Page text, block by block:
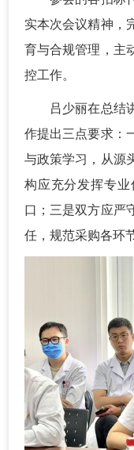
实本次会议精神，
育与合规管理，主
控工作。
吕少丽在总结讲
作提出三点要求：
与政策学习，从源
构应充分发挥专
口；三是双方应严
任，规范采购各环